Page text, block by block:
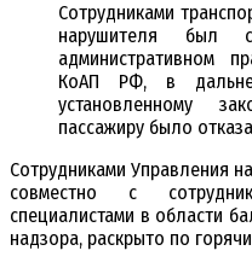
Сотрудниками
нарушителя был
административном
КоАП РФ, в
установленному
пассажиру было
Сотрудниками Управления
совместно с
специалистами в области
надзора, раскрыто по